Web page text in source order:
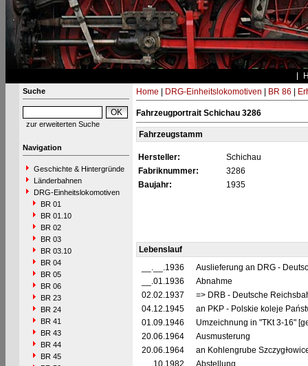
Suche
zur erweiterten Suche
Navigation
Geschichte & Hintergründe
Länderbahnen
DRG-Einheitslokomotiven
BR 01
BR 01.10
BR 02
BR 03
BR 03.10
BR 04
BR 05
BR 06
BR 23
BR 24
BR 41
BR 43
BR 44
BR 45
Home DRG-Einheitslokomotiven BR 86
Fahrzeugportrait Schichau 3286
Fahrzeugstamm
Hersteller:
Schichau
Fabriknummer:
3286
Baujahr:
1935
Lebenslauf
__.__.1936
Auslieferung an DRG -
__.01.1936
Abnahme
02.02.1937
=> DRB - Deutsche
04.12.1945
an PKP - Polskie koleje
01.09.1946
Umzeichnung in "TKt 3-16"
20.06.1964
Ausmusterung
20.06.1964
an Kohlengrube
__.10.1982
Abstellung